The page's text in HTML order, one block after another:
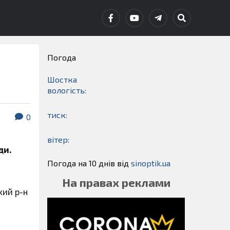
0
р-н
Погода
Шостка
вологість:
тиск:
вітер:
Погода на 10 днів від sinoptik.ua
На правах реклами